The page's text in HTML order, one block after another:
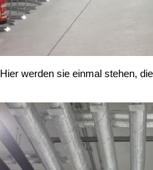
Hier werden sie einmal stehen,